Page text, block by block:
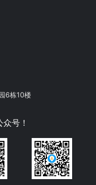
6栋10楼
号！